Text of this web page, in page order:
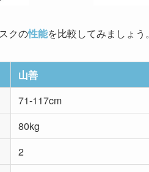
クの性能を比較してみましょう。
山善
71-117cm
80kg
2